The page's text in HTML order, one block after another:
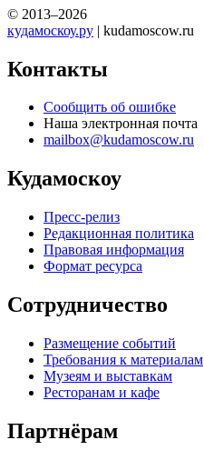
© 2013–2026
кудамоскоу.ру | kudamoscow.ru
Контакты
Сообщить об ошибке
Наша электронная почта
mailbox@kudamoscow.ru
Кудамоскоу
Пресс-релиз
Редакционная политика
Правовая информация
Формат ресурса
Сотрудничество
Размещение событий
Требования к материалам
Музеям и выставкам
Ресторанам и кафе
Партнёрам